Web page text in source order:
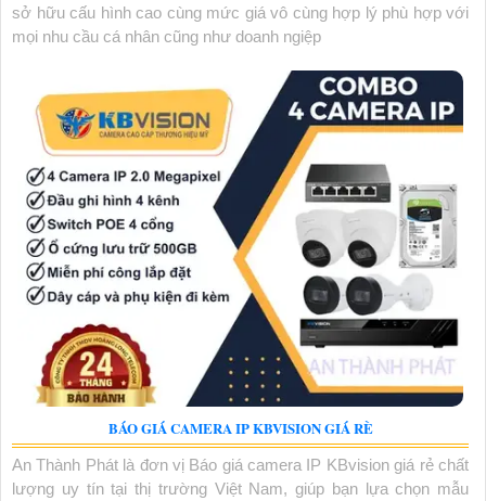
sở hữu cấu hình cao cùng mức giá vô cùng hợp lý phù hợp với
mọi nhu cầu cá nhân cũng như doanh ngiệp
BÁO GIÁ CAMERA IP KBVISION GIÁ RÈ
An Thành Phát là đơn vị Báo giá camera IP KBvision giá rẻ chất
lượng uy tín tại thị trường Việt Nam, giúp bạn lựa chọn mẫu